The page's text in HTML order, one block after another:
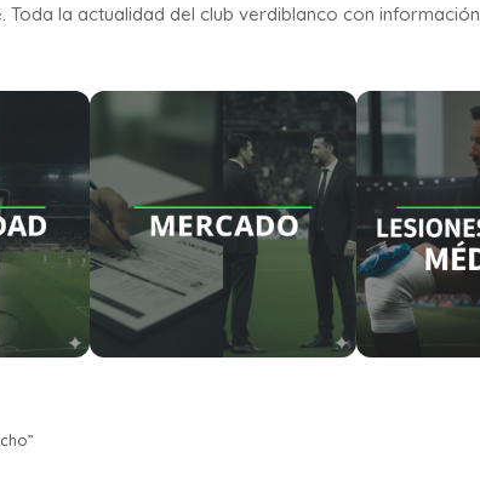
la actualidad del club verdiblanco con información